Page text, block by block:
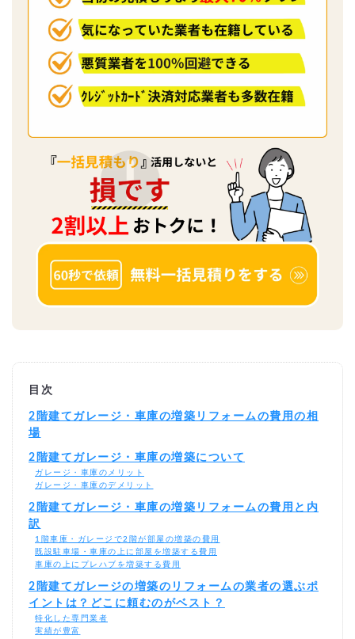
目次
2階建てガレージ・車庫の増築リフォームの費用の相
場
2階建てガレージ・車庫の増築について
ガレージ・車庫のメリット
ガレージ・車庫のデメリット
2階建てガレージ・車庫の増築リフォームの費用と内
訳
1階車庫・ガレージで2階が部屋の増築の費用
既設駐車場・車庫の上に部屋を増築する費用
車庫の上にプレハブを増築する費用
2階建てガレージの増築のリフォームの業者の選ぶポ
イントは？どこに頼むのがベスト？
特化した専門業者
実績が豊富